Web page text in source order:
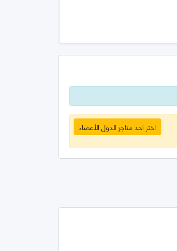
اختر احد متاجر الدول الأعضاء